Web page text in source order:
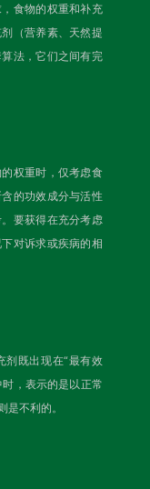
食物的权重和补充
（营养素、天然提
法，它们之间有完
权重时，仅考虑食
的功效成分与活性
要获得在充分考虑
对诉求或疾病的相
剂既出现在“最有效
，表示的是以正常
不利的。